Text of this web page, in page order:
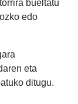
bueltatu
edo
eta
ditugu.